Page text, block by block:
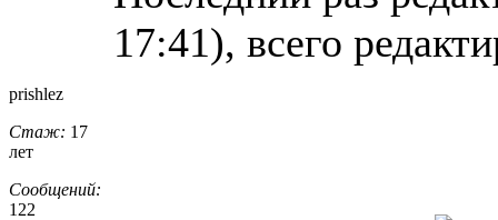
17:41), всего
prishlez
Стаж: 17
лет
Сообщений:
122